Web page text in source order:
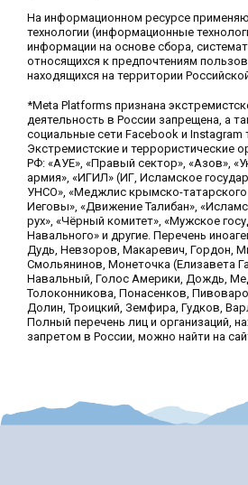
На информационном ресурсе
технологии (информационные
информации на основе сбора,
относящихся к предпочтениям
находящихся на территории
*Meta Platforms признана
деятельность в России запрещена, а
социальные сети Facebook и Instagram
Экстремистские и террористические
РФ: «АУЕ», «Правый сектор», «Азов»,
армия», «ИГИЛ» (ИГ, Исламское
УНСО», «Меджлис крымско-татарского
Иеговы», «Движение Талибан»,
рух», «Чёрный комитет», «Мужское
Навального» и другие. Перечень
Дудь, Невзоров, Макаревич, Гордон,
Смольянинов, Монеточка (Елизавета
Навальный, Голос Америки, Дождь,
Толоконникова, Понасенков,
Долин, Троицкий, Земфира, Гудков,
Полный перечень лиц и организаций,
запретом в России, можно найти на